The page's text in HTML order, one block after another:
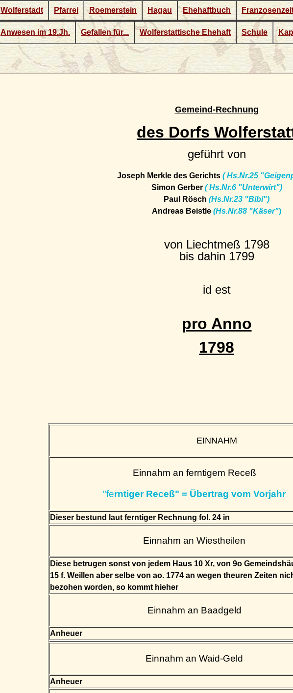
Gemeind-Rechnung
des Dorfs
geführt von
Joseph Merkle des Gerichts ( Hs.Nr.25
Simon Gerber ( Hs.Nr.6 "Unterwirt")
Paul Rösch (Hs.Nr.23 "Bibi")
Andreas Beistle (Hs.Nr.88 "Käser")
von Liechtmeß 1798
bis dahin 1799
id est
pro Anno
1798
EINNAHM
Einnahm an ferntigem Receß
"ferntiger Receß" = Übertrag vom Vorjahr
Dieser bestund laut ferntiger Rechnung fol. 24 in
Einnahm an Wiestheilen
Diese betrugen sonst von jedem Haus 10 Xr, von 9o
15 f. Weillen aber selbe von ao. 1774 an wegen theuren Zeiten
bezohen worden, so kommt hieher
Einnahm an Baadgeld
Anheuer
Einnahm an Waid-Geld
Anheuer
Wolferstadt Pfarrei Roemerstein Hagau Ehehaftbuch
Anwesen im 19.Jh. Gefallen für... Wolferstattische Ehehaft Schule